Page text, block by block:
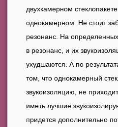
двухкамерном
однокамерном. Не стоит
резонанс. На
в резонанс, и их
ухудшаются. А по
том, что однокамерный
звукоизоляцию, не
иметь лучшие
придется дополнительно